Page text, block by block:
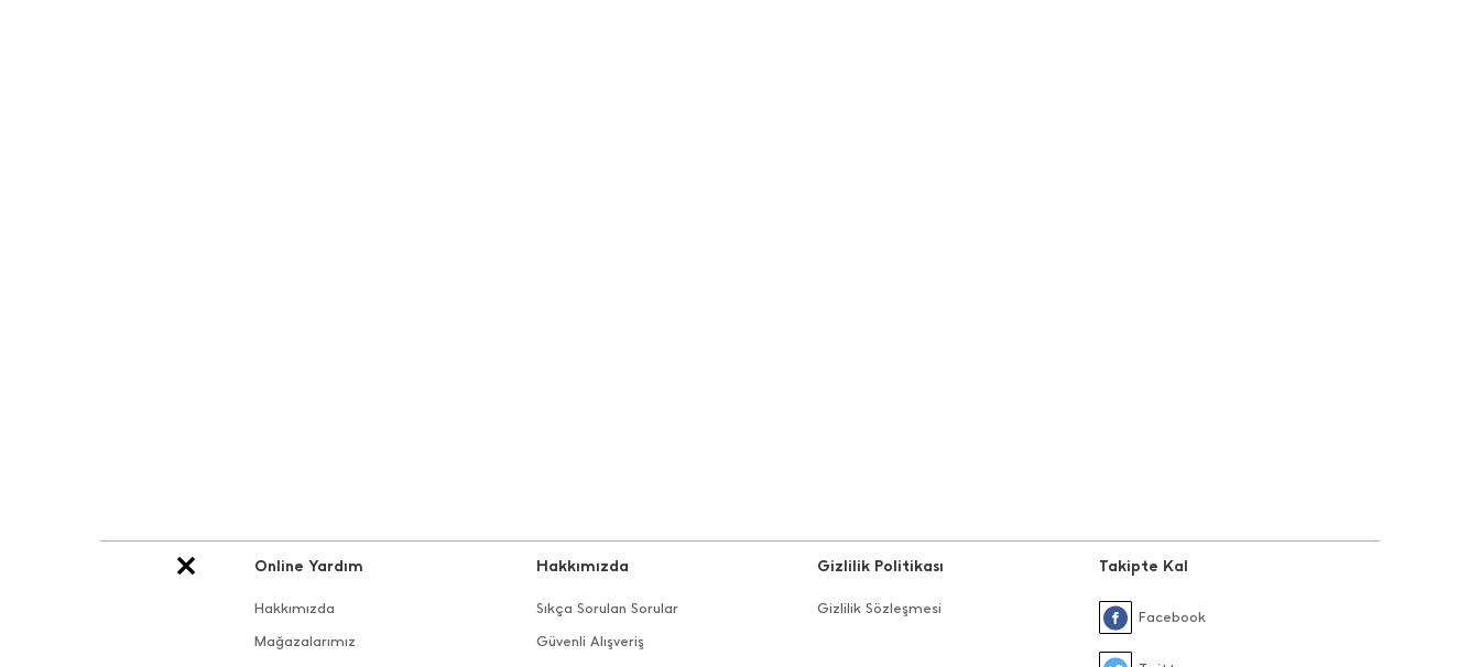
Online Yardım
Hakkımızda
Mağazalarımız
Hakkımızda
Sıkça Sorulan Sorular
Güvenli Alışveriş
Gizlilik Politikası
Gizlilik Sözleşmesi
Takipte Kal
Facebook